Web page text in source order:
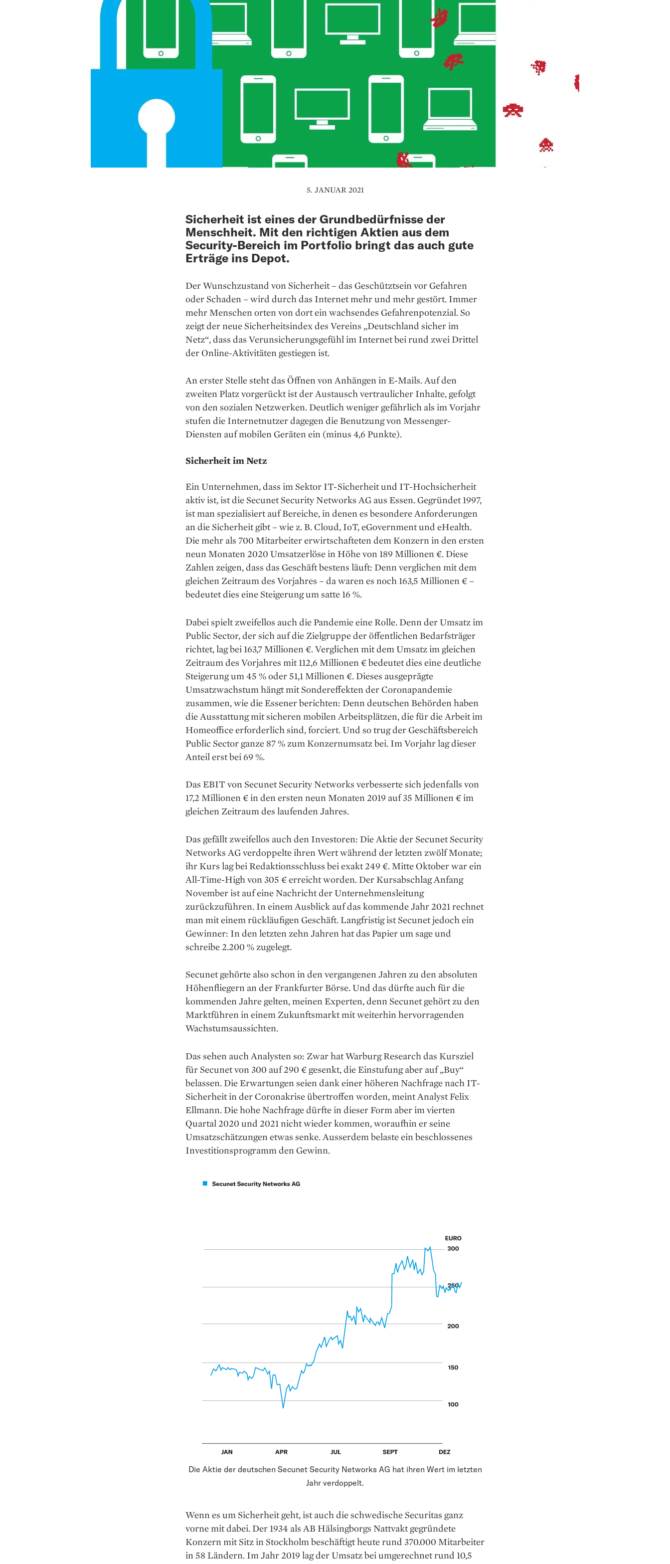
5. JANUAR 2021
Sicherheit ist eines der Grundbedürfnisse der
Menschheit. Mit den richtigen Aktien aus dem
Security-Bereich im Portfolio bringt das auch gute
Erträge ins Depot.
Der Wunschzustand von Sicherheit – das Geschütztsein vor Gefahren
oder Schaden – wird durch das Internet mehr und mehr gestört. Immer
mehr Menschen orten von dort ein wachsendes Gefahrenpotenzial. So
zeigt der neue Sicherheitsindex des Vereins „Deutschland sicher im
Netz“, dass das Verunsicherungsgefühl im Internet bei rund zwei Drittel
der Online-Aktivitäten gestiegen ist.
An erster Stelle steht das Öffnen von Anhängen in E-Mails. Auf den
zweiten Platz vorgerückt ist der Austausch vertraulicher Inhalte, gefolgt
von den sozialen Netzwerken. Deutlich weniger gefährlich als im Vorjahr
stufen die Internetnutzer dagegen die Benutzung von Messenger-
Diensten auf mobilen Geräten ein (minus 4,6 Punkte).
Sicherheit im Netz
Ein Unternehmen, dass im Sektor IT-Sicherheit und IT-Hochsicherheit
aktiv ist, ist die Secunet Security Networks AG aus Essen. Gegründet 1997,
ist man spezialisiert auf Bereiche, in denen es besondere Anforderungen
an die Sicherheit gibt – wie z. B. Cloud, IoT, eGovernment und eHealth.
Die mehr als 700 Mitarbeiter erwirtschafteten dem Konzern in den ersten
neun Monaten 2020 Umsatzerlöse in Höhe von 189 Millionen €. Diese
Zahlen zeigen, dass das Geschäft bestens läuft: Denn verglichen mit dem
gleichen Zeitraum des Vorjahres – da waren es noch 163,5 Millionen € –
bedeutet dies eine Steigerung um satte 16 %.
Dabei spielt zweifellos auch die Pandemie eine Rolle. Denn der Umsatz im
Public Sector, der sich auf die Zielgruppe der öffentlichen Bedarfsträger
richtet, lag bei 163,7 Millionen €. Verglichen mit dem Umsatz im gleichen
Zeitraum des Vorjahres mit 112,6 Millionen € bedeutet dies eine deutliche
Steigerung um 45 % oder 51,1 Millionen €. Dieses ausgeprägte
Umsatzwachstum hängt mit Sondereffekten der Coronapandemie
zusammen, wie die Essener berichten: Denn deutschen Behörden haben
die Ausstattung mit sicheren mobilen Arbeitsplätzen, die für die Arbeit im
Homeoffice erforderlich sind, forciert. Und so trug der Geschäftsbereich
Public Sector ganze 87 % zum Konzernumsatz bei. Im Vorjahr lag dieser
Anteil erst bei 69 %.
Das EBIT von Secunet Security Networks verbesserte sich jedenfalls von
17,2 Millionen € in den ersten neun Monaten 2019 auf 35 Millionen € im
gleichen Zeitraum des laufenden Jahres.
Das gefällt zweifellos auch den Investoren: Die Aktie der Secunet Security
Networks AG verdoppelte ihren Wert während der letzten zwölf Monate;
ihr Kurs lag bei Redaktionsschluss bei exakt 249 €. Mitte Oktober war ein
All-Time-High von 305 € erreicht worden. Der Kursabschlag Anfang
November ist auf eine Nachricht der Unternehmensleitung
zurückzuführen. In einem Ausblick auf das kommende Jahr 2021 rechnet
man mit einem rückläufigen Geschäft. Langfristig ist Secunet jedoch ein
Gewinner: In den letzten zehn Jahren hat das Papier um sage und
schreibe 2.200 % zugelegt.
Secunet gehörte also schon in den vergangenen Jahren zu den absoluten
Höhenfliegern an der Frankfurter Börse. Und das dürfte auch für die
kommenden Jahre gelten, meinen Experten, denn Secunet gehört zu den
Marktführen in einem Zukunftsmarkt mit weiterhin hervorragenden
Wachstumsaussichten.
Das sehen auch Analysten so: Zwar hat Warburg Research das Kursziel
für Secunet von 300 auf 290 € gesenkt, die Einstufung aber auf „Buy“
belassen. Die Erwartungen seien dank einer höheren Nachfrage nach IT-
Sicherheit in der Coronakrise übertroffen worden, meint Analyst Felix
Ellmann. Die hohe Nachfrage dürfte in dieser Form aber im vierten
Quartal 2020 und 2021 nicht wieder kommen, woraufhin er seine
Umsatzschätzungen etwas senke. Ausserdem belaste ein beschlossenes
Investitionsprogramm den Gewinn.
Die Aktie der deutschen Secunet Security Networks AG hat ihren Wert im letzten
Jahr verdoppelt.
Wenn es um Sicherheit geht, ist auch die schwedische Securitas ganz
vorne mit dabei. Der 1934 als AB Hälsingborgs Nattvakt gegründete
Konzern mit Sitz in Stockholm beschäftigt heute rund 370.000 Mitarbeiter
in 58 Ländern. Im Jahr 2019 lag der Umsatz bei umgerechnet rund 10,5